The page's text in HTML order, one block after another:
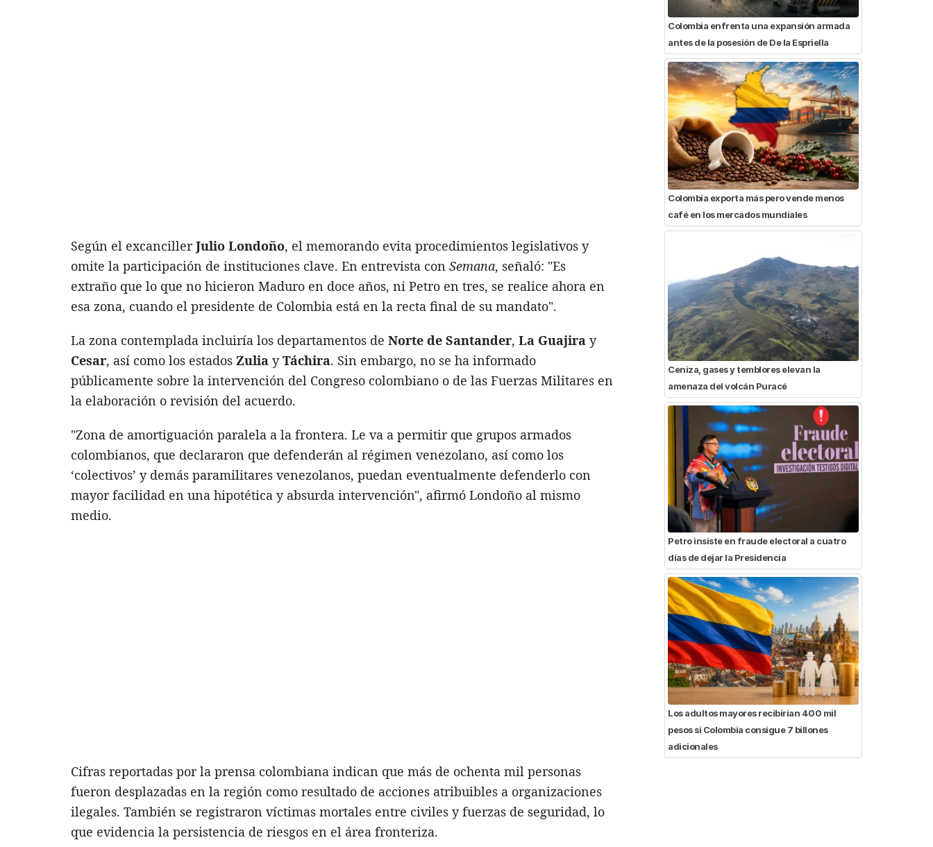
Según el excancillerJulio Londoño, el memorando evita procedimientos legislativos y
omite la participación de instituciones clave. En entrevista con Semana, señaló: "Es
extraño que lo que no hicieron Maduro en doce años, ni Petro en tres, se realice ahora en
esa zona, cuando el presidente de Colombia está en la recta final de su mandato".
La zona contemplada incluiría los departamentos de Norte de Santander, La Guajira y
Cesar, así como los estados Zulia yTáchira. Sin embargo, no se ha informado
públicamente sobre la intervención del Congreso colombiano o de las Fuerzas Militares en
la elaboración o revisión del acuerdo.
"Zona de amortiguación paralela a la frontera. Le va a permitir que grupos armados
colombianos, que declararon que defenderán al régimen venezolano, así como los
‘colectivos’ y demás paramilitares venezolanos, puedan eventualmente defenderlo con
mayor facilidad en una hipotética y absurda intervención", afirmó Londoño al mismo
medio.
Cifras reportadas por la prensa colombiana indican que más de ochenta mil personas
fueron desplazadas en la región como resultado de acciones atribuibles a organizaciones
ilegales. También se registraron víctimas mortales entre civiles y fuerzas de seguridad, lo
que evidencia la persistencia de riesgos en el área fronteriza.
Colombia enfrenta una expansión armada
antes de la posesión de De la Espriella
Colombia exporta más pero vende menos
café en los mercados mundiales
Ceniza, gases y temblores elevan la
amenaza del volcán Puracé
Petro insiste en fraude electoral a cuatro
días de dejar la Presidencia
Los adultos mayores recibirían 400 mil
pesos si Colombia consigue 7 billones
adicionales